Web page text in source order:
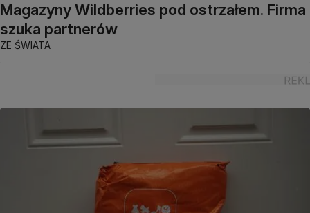
Magazyny Wildberries pod ostrzałem. Firma
szuka partnerów
ZE ŚWIATA